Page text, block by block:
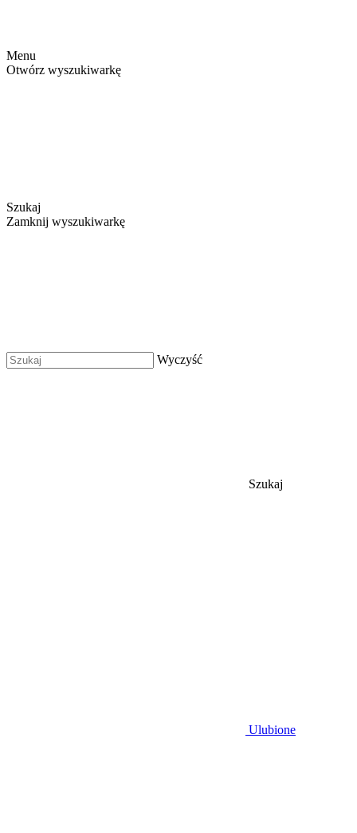
Menu
Otwórz wyszukiwarkę
Szukaj
Zamknij wyszukiwarkę
Wyczyść
Szukaj
Ulubione